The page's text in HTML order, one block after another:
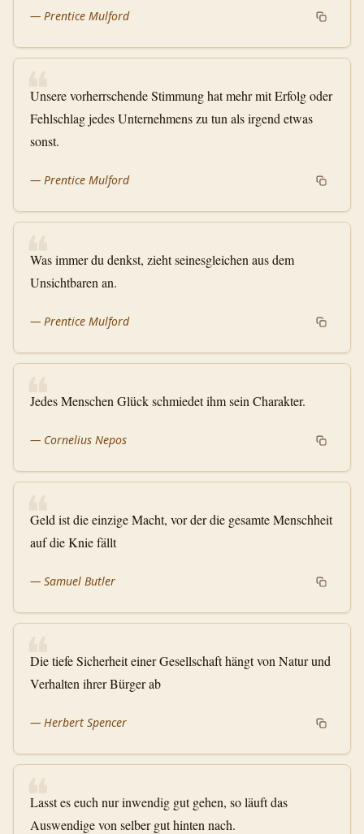
— Prentice Mulford
❝
Unsere vorherrschende Stimmung hat mehr mit Erfolg oder
Fehlschlag jedes Unternehmens zu tun als irgend etwas
sonst.
— Prentice Mulford
❝
Was immer du denkst, zieht seinesgleichen aus dem
Unsichtbaren an.
— Prentice Mulford
❝
Jedes Menschen Glück schmiedet ihm sein Charakter.
— Cornelius Nepos
❝
Geld ist die einzige Macht, vor der die gesamte Menschheit
auf die Knie fällt
— Samuel Butler
❝
Die tiefe Sicherheit einer Gesellschaft hängt von Natur und
Verhalten ihrer Bürger ab
— Herbert Spencer
❝
Lasst es euch nur inwendig gut gehen, so läuft das
Auswendige von selber gut hinten nach.